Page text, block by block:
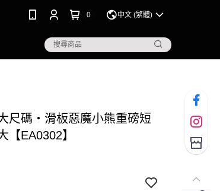
0 中文 (繁體)
尺碼‧滑板惡魔小熊重磅短
EA0302】